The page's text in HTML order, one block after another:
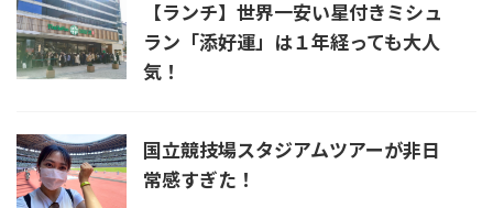
【ランチ】世界一安い星付きミシュ
ラン「添好運」は１年経っても大人
気！
国立競技場スタジアムツアーが非日
常感すぎた！